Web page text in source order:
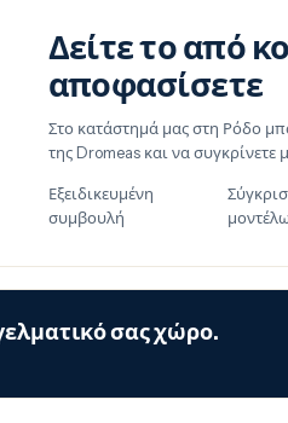
Δείτε το από
αποφασίσετε
Στο κατάστημά μας στη Ρόδο
της Dromeas και να συγκρίνετε
Εξειδικευμένη
συμβουλή
σας χώρο.